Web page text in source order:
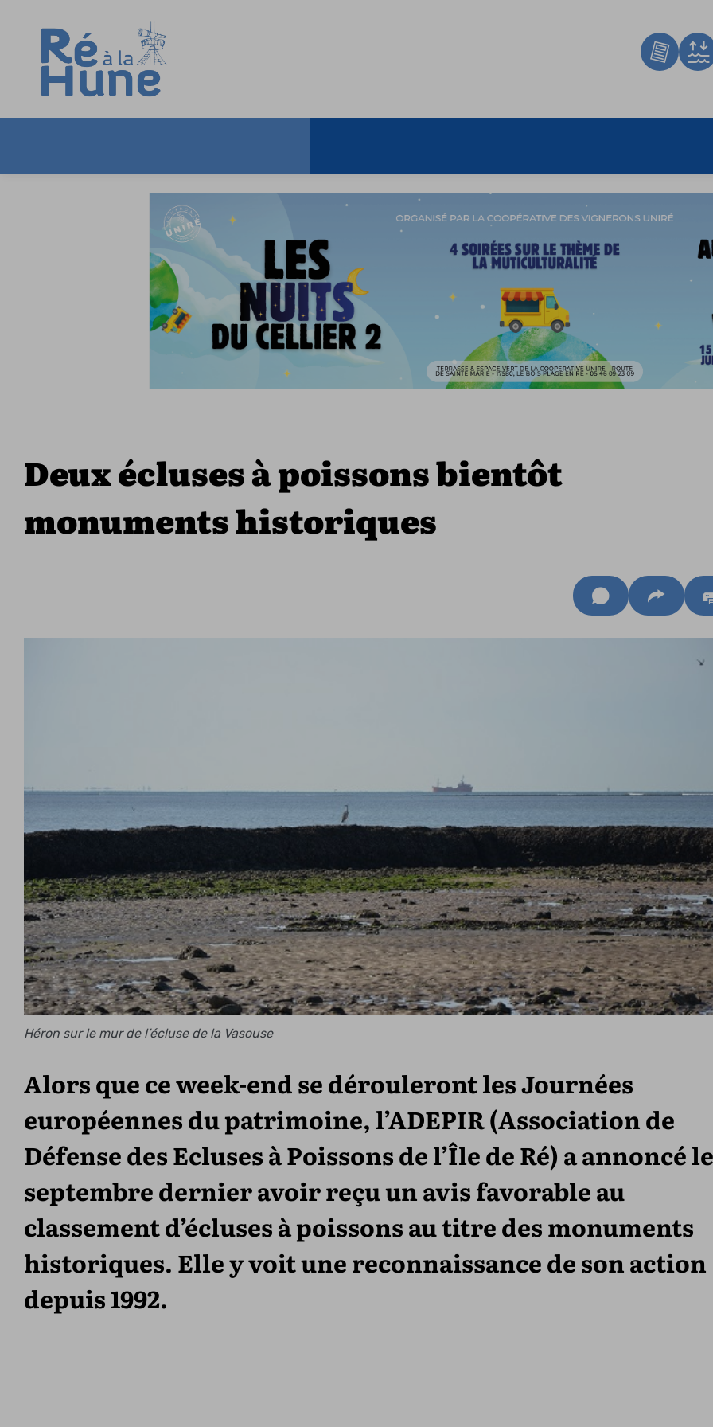
Deux écluses à poissons bientôt
monuments historiques
Héron sur le mur de l’écluse de la Vasouse
Alors que ce week-end se dérouleront les Journées
européennes du patrimoine, l’ADEPIR (Association de
Défense des Ecluses à Poissons de l’Île de Ré) a annoncé le
septembre dernier avoir reçu un avis favorable au
classement d’écluses à poissons au titre des monuments
historiques. Elle y voit une reconnaissance de son action
depuis 1992.